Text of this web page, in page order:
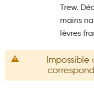
Dentifrices et bains de
Brosses à dents et
Trew.
mains
lèvres
Impossible